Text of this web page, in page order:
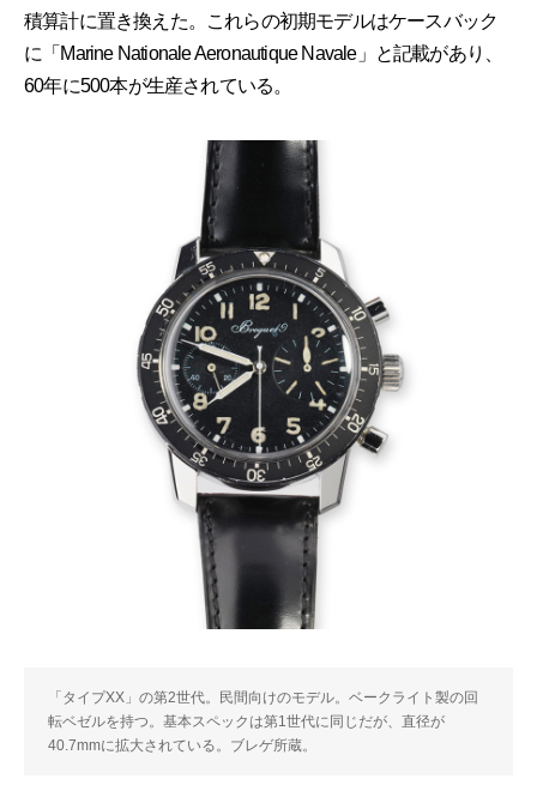
積算計に置き換えた。これらの初期モデルはケースバック
に「Marine Nationale Aeronautique Navale」と記載があり、
60年に500本が生産されている。
「タイプXX」の第2世代。民間向けのモデル。ベークライト製の回
転ベゼルを持つ。基本スペックは第1世代に同じだが、直径が
40.7mmに拡大されている。ブレゲ所蔵。